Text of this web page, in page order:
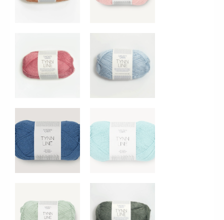
6044 - Régate
7213 - Turquoise
Sélectionnez un
8532 - Amande 8561 - Patine